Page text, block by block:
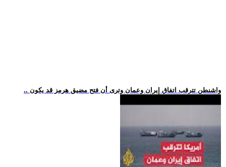
.. واشنطن تترقب اتفاق إيران وعمان وترى أن فتح مضيق هرمز قد يكون